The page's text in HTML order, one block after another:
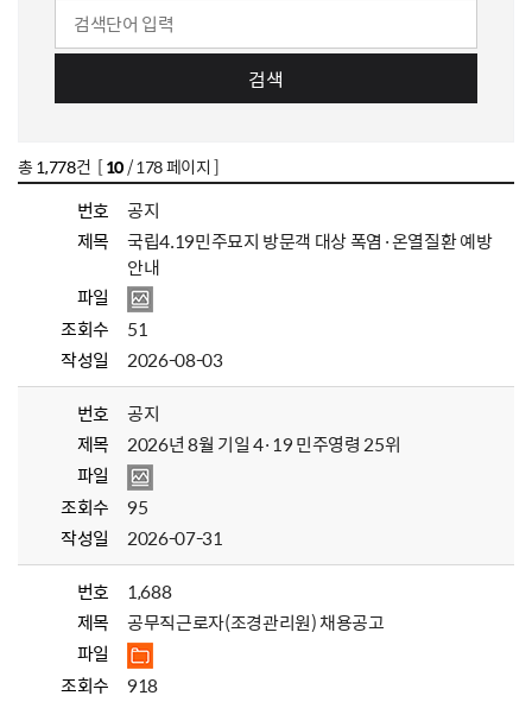
검색
총 1,778건 [10/ 178 페이지 ]
번호
공지
제목
국립4.19민주묘지 방문객 대상 폭염·온열질환 예방
안내
파일
조회수
51
작성일
2026-08-03
번호
공지
제목
2026년 8월 기일 4·19 민주영령 25위
파일
조회수
95
작성일
2026-07-31
번호
1,688
제목
공무직근로자(조경관리원) 채용공고
파일
조회수
918